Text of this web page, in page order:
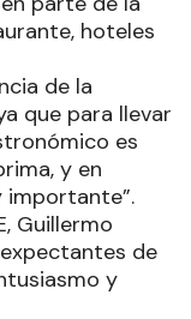
hoteles
de la
que para llevar
es
y en
importante”.
Guillermo
de
y